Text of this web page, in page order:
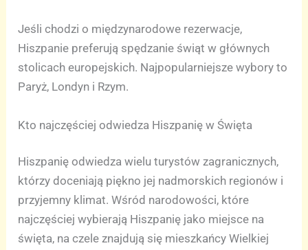
Jeśli chodzi o międzynarodowe rezerwacje,
Hiszpanie preferują spędzanie świąt w głównych
stolicach europejskich. Najpopularniejsze wybory to
Paryż, Londyn i Rzym.
Kto najczęściej odwiedza Hiszpanię w Święta
Hiszpanię odwiedza wielu turystów zagranicznych,
którzy doceniają piękno jej nadmorskich regionów i
przyjemny klimat. Wśród narodowości, które
najczęściej wybierają Hiszpanię jako miejsce na
święta, na czele znajdują się mieszkańcy Wielkiej